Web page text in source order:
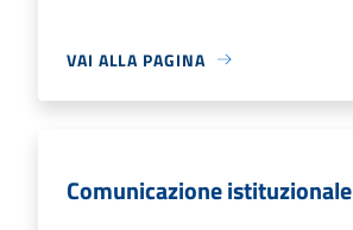
VAI ALLA PAGINA
Comunicazione istituzionale